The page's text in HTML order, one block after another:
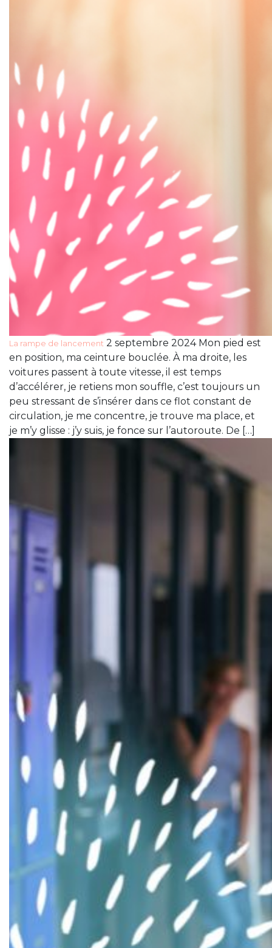
La rampe de lancement 2 septembre 2024 Mon pied est
en position, ma ceinture bouclée. À ma droite, les
voitures passent à toute vitesse, il est temps
d’accélérer, je retiens mon souffle, c’est toujours un
peu stressant de s’insérer dans ce flot constant de
circulation, je me concentre, je trouve ma place, et
je m’y glisse : j’y suis, je fonce sur l’autoroute. De […]